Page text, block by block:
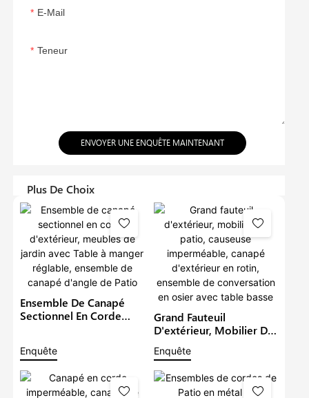
E-Mail
Teneur
ENVOYER UNE ENQUÊTE MAINTENANT
Plus De Choix
Ensemble De Canapé
Sectionnel En Corde
Manger Réglable,
Ensemble De Canapé
D'angle De Patio
Enquête
Grand Fauteuil
D'extérieur, Mobilier De
Patio, Causeuse
Imperméable, Canapé
D'extérieur En Rotin,
Ensemble De
Enquête